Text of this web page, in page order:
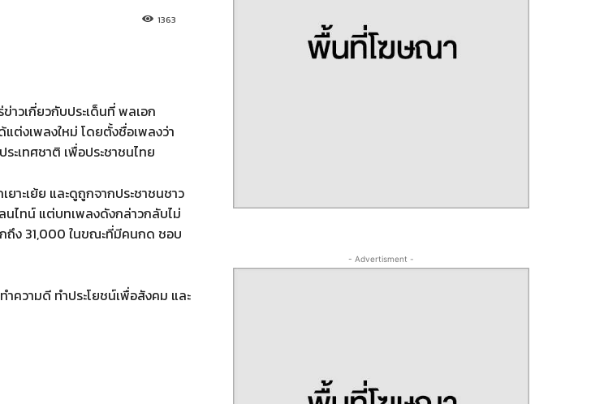
1363
าวเกี่ยวกับประเด็นที่ พลเอก
ต่งเพลงใหม่ โดยตั้งชื่อเพลงว่า
ะเทศชาติ เพื่อประชาชนไทย
าะเย้ย และดูถูกจากประชาชนชาว
นไทน์ แต่บทเพลงดังกล่าวกลับไม่
ถึง 31,000 ในขณะที่มีคนกด ชอบ
ความดี ทำประโยชน์เพื่อสังคม และ
- Advertisment -